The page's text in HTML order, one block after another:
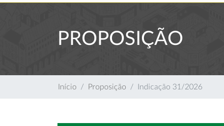
PROPOSIÇÃO
Início Proposição Indicação 31/2026